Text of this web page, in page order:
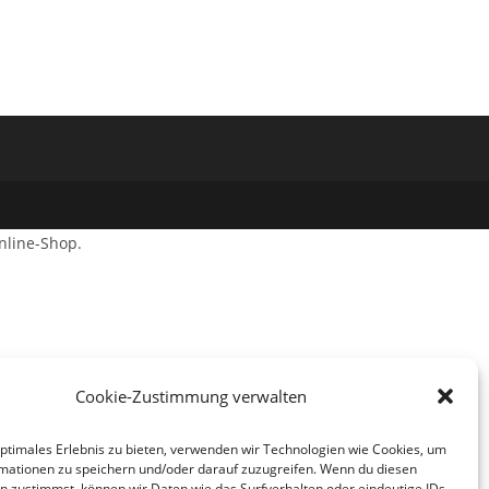
Cookie-Zustimmung verwalten
Erlebnis zu bieten, verwenden wir Technologien wie Cookies, um
zu speichern und/oder darauf zuzugreifen. Wenn du diesen
Shop.